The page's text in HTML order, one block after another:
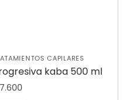
CAPILARES
kaba 500 ml